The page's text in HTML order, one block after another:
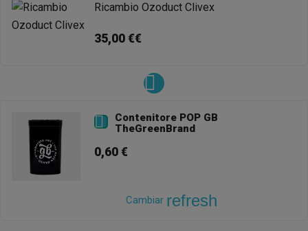
Ricambio Ozoduct Clivex
35,00 €€

Contenitore POP GB
TheGreenBrand
0,60 €
Cambiar refresh